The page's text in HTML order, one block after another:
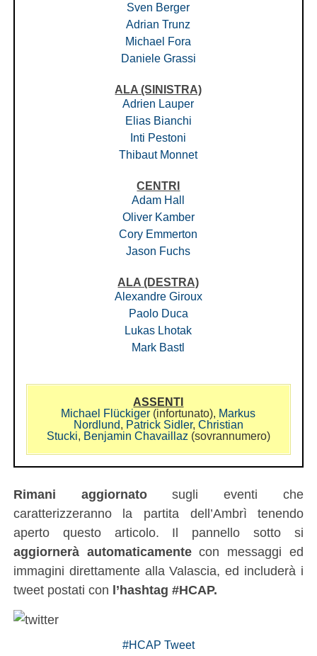
Sven Berger
Adrian Trunz
Michael Fora
Daniele Grassi
ALA (SINISTRA)
Adrien Lauper
Elias Bianchi
Inti Pestoni
Thibaut Monnet
CENTRI
Adam Hall
Oliver Kamber
Cory Emmerton
Jason Fuchs
ALA (DESTRA)
Alexandre Giroux
Paolo Duca
Lukas Lhotak
Mark Bastl
ASSENTI
Michael Flückiger (infortunato), Markus
Nordlund, Patrick Sidler, Christian
Stucki, Benjamin Chavaillaz (sovrannumero)
Rimani aggiornatosugli eventi che
caratterizzeranno la partita dell’Ambrì tenendo
aperto questo articolo. Il pannello sotto si
aggiornerà automaticamentecon messaggi ed
immagini direttamente alla Valascia, ed includerà i
tweet postati con l’hashtag #HCAP.
#HCAP Tweet